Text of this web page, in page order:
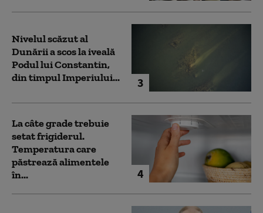
3
Nivelul scăzut al
Dunării a scos la iveală
Podul lui Constantin,
din timpul Imperiului...
4
La câte grade trebuie
setat frigiderul.
Temperatura care
păstrează alimentele
în...